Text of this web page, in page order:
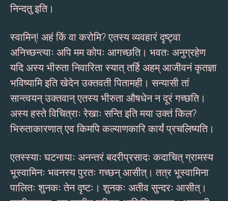
निन्दतु इति।
स्वामिन्! अहं किं वा करोमि? एतस्य व्यवहारं दृष्ट्वा
अनिच्छन्त्याः अपि मम कोपः आगच्छति। भवतः अनुग्रहेण
यदि अस्य भीरुता निवारिता स्यात् तर्हि अहम् आजीवनं कृतज्ञा
भविष्यामि इति खेदेन उक्तवती पितामही। सन्यासी तां
सान्त्वयन् उक्तवान् एतस्य भीरुता औषधेन न दूरं गच्छति।
अस्य हस्ते विचित्राः रेखाः सन्ति इति मया उक्तं किल?
भिरुताकारणात् एव किमपि कल्याणकारि कार्यं प्रचलिष्यति।
एतस्स्याः घटनायाः अनन्तरं बदरीप्रसादः कदाचित् ग्रामस्य
भूस्वामिनः भवनस्य पुरतः गच्छन् आसीत्। तत्र भूस्वामिना
पालितः शुनकः तेन दृष्टः। शुनकः अतीव सुन्दरः आसीत्।